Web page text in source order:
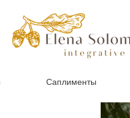
Саплименты